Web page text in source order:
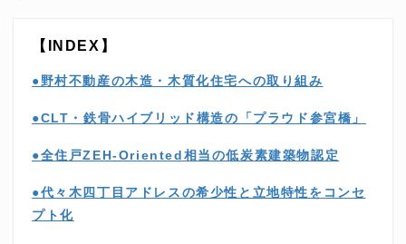
【INDEX】
●野村不動産の木造・木質化住宅への取り組み
●CLT・鉄骨ハイブリッド構造の「プラウド参宮橋」
●全住戸ZEH-Oriented相当の低炭素建築物認定
●代々木四丁目アドレスの希少性と立地特性をコンセ
プト化